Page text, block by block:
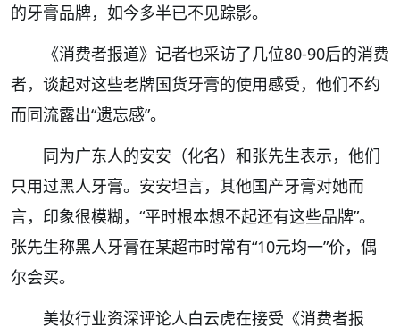
的牙膏品牌，如今多半已不见踪影。
《消费者报道》记者也采访了几位80-90后的消费
者，谈起对这些老牌国货牙膏的使用感受，他们不约
而同流露出“遗忘感”。
同为广东人的安安（化名）和张先生表示，他们
只用过黑人牙膏。安安坦言，其他国产牙膏对她而
言，印象很模糊，“平时根本想不起还有这些品牌”。
张先生称黑人牙膏在某超市时常有“10元均一”价，偶
尔会买。
美妆行业资深评论人白云虎在接受《消费者报